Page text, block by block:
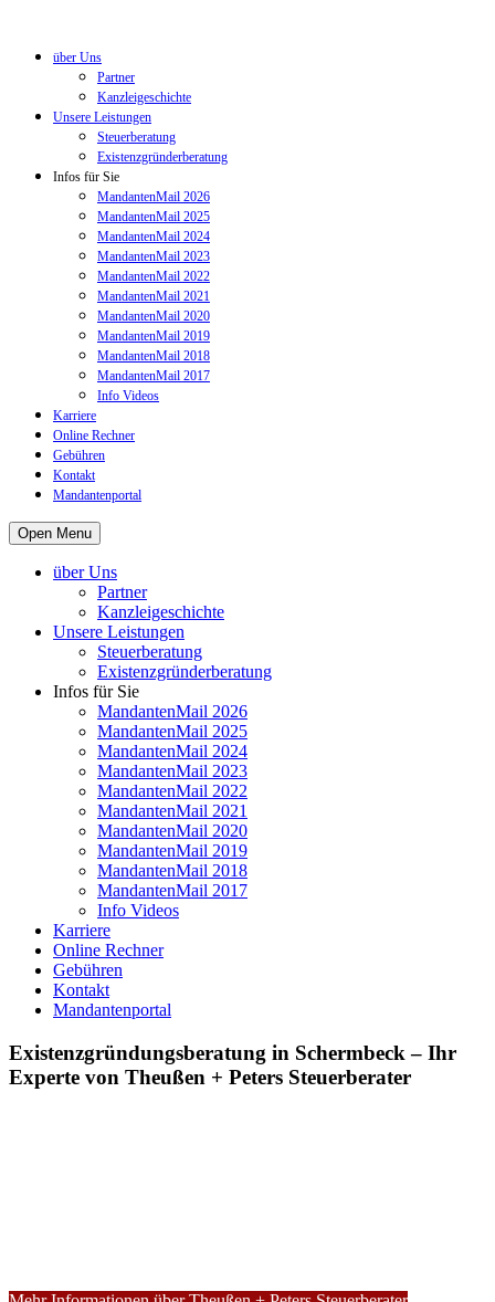
über Uns
Partner
Kanzleigeschichte
Unsere Leistungen
Steuerberatung
Existenzgründerberatung
Infos für Sie
MandantenMail 2026
MandantenMail 2025
MandantenMail 2024
MandantenMail 2023
MandantenMail 2022
MandantenMail 2021
MandantenMail 2020
MandantenMail 2019
MandantenMail 2018
MandantenMail 2017
Info Videos
Karriere
Online Rechner
Gebühren
Kontakt
Mandantenportal
Open Menu
über Uns
Partner
Kanzleigeschichte
Unsere Leistungen
Steuerberatung
Existenzgründerberatung
Infos für Sie
MandantenMail 2026
MandantenMail 2025
MandantenMail 2024
MandantenMail 2023
MandantenMail 2022
MandantenMail 2021
MandantenMail 2020
MandantenMail 2019
MandantenMail 2018
MandantenMail 2017
Info Videos
Karriere
Online Rechner
Gebühren
Kontakt
Mandantenportal
Existenzgründungsberatung in Schermbeck – Ihr
Experte von Theußen + Peters Steuerberater